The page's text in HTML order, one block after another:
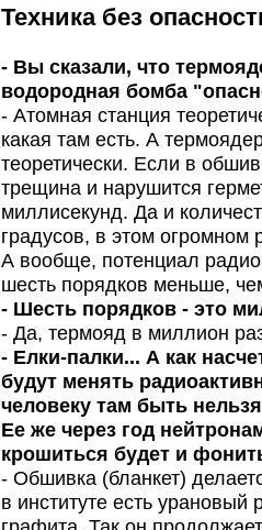
Техника без
- Вы сказали, что
водородная бомба
- Атомная станция
какая там есть. А
теоретически. Если в
трещина и нарушится
миллисекунд. Да и
градусов, в этом огромном
А вообще, потенциал
шесть порядков меньше,
- Шесть порядков - это
- Да, термояд в миллион
- Елки-палки... А как
будут менять
человеку там быть
Ее же через год
крошиться будет и
- Обшивка (бланкет)
в институте есть